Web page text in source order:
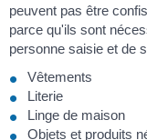
peuvent pas être
parce qu'ils sont
personne saisie et de
Vêtements
Literie
Linge de maison
Objets et produits